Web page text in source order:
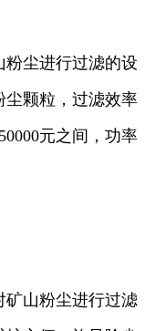
粉尘进行过滤的设
尘颗粒，过滤效率
元之间，功率
山粉尘进行过滤